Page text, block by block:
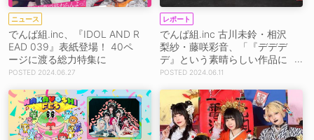
ニュース
でんぱ組.inc、『IDOL AND R
EAD 039』表紙登場！ 40ペ
ージに渡る総力特集に
2024.06.27
レポート
でんぱ組.inc 古川未鈴・相沢
梨紗・藤咲彩音、「『デデデ
デ』という素晴らしい作品に
でんぱ組も入っていくことが
『デデデデ』スペシャルイベ
ント出演
2024.06.11